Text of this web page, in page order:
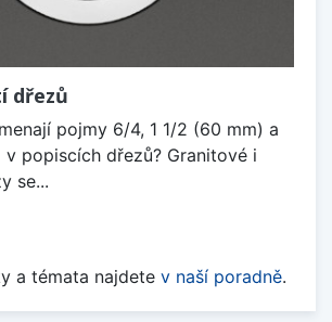
dřezů
pojmy 6/4, 1 1/2 (60 mm) a
popiscích dřezů? Granitové i
se...
a témata najdete v naší poradně.